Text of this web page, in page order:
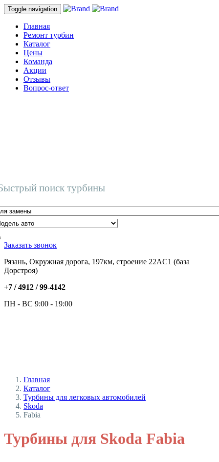
Toggle navigation
Главная
Ремонт турбин
Каталог
Цены
Команда
Акции
Отзывы
Вопрос-ответ
поиск турбины
Заказать звонок
Рязань, Окружная дорога, 197км, строение 22АC1 (база
Дорстроя)
+7 / 4912 /99-4142
ПН - ВС 9:00 - 19:00
Главная
Каталог
Турбины для легковых автомобилей
Skoda
Fabia
Турбины для Skoda Fabia